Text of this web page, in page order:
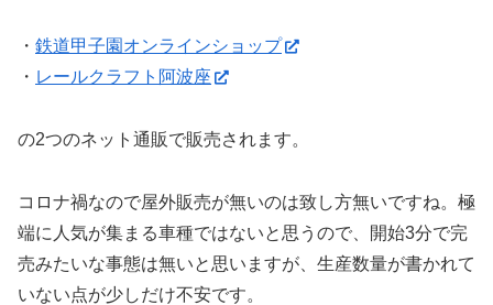
・ 鉄道甲子園オンラインショップ
・ レールクラフト阿波座
の2つのネット通販で販売されます。
コロナ禍なので屋外販売が無いのは致し方無いですね。極
端に人気が集まる車種ではないと思うので、開始3分で完
売みたいな事態は無いと思いますが、生産数量が書かれて
いない点が少しだけ不安です。